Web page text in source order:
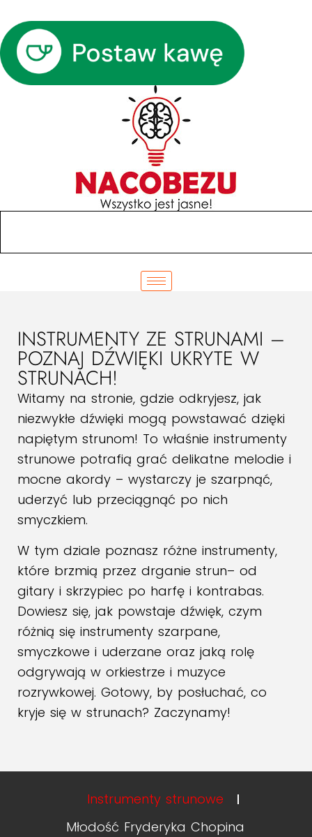
INSTRUMENTY ZE STRUNAMI –
POZNAJ DŹWIĘKI UKRYTE W
STRUNACH!
Witamy na stronie, gdzie odkryjesz, jak
niezwykłe dźwięki mogą powstawać dzięki
napiętym strunom! To właśnie instrumenty
strunowe potrafią grać delikatne melodie i
mocne akordy – wystarczy je szarpnąć,
uderzyć lub przeciągnąć po nich
smyczkiem.
W tym dziale poznasz różne instrumenty,
które brzmią przez drganie strun– od
gitary i skrzypiec po harfę i kontrabas.
Dowiesz się, jak powstaje dźwięk, czym
różnią się instrumenty szarpane,
smyczkowe i uderzane oraz jaką rolę
odgrywają w orkiestrze i muzyce
rozrywkowej. Gotowy, by posłuchać, co
kryje się w strunach? Zaczynamy!
Instrumenty strunowe
Młodość Fryderyka Chopina